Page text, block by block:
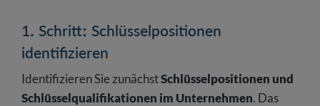
1. Schritt: Schlüsselpositionen
identifizieren
Identifizieren Sie zunächstSchlüsselpositionen und
Schlüsselqualifikationen im Unternehmen. Das